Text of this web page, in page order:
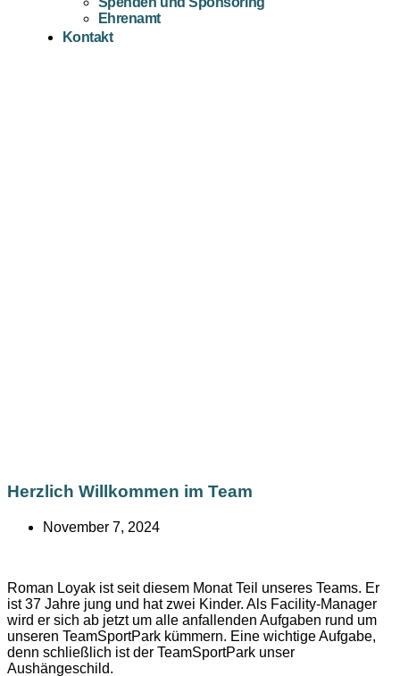
Ehrenamt
Kontakt
Herzlich Willkommen im Team
November 7, 2024
Roman Loyak ist seit diesem Monat Teil unseres Teams. Er
ist 37 Jahre jung und hat zwei Kinder. Als Facility-Manager
wird er sich ab jetzt um alle anfallenden Aufgaben rund um
unseren TeamSportPark kümmern. Eine wichtige Aufgabe,
denn schließlich ist der TeamSportPark unser
Aushängeschild.